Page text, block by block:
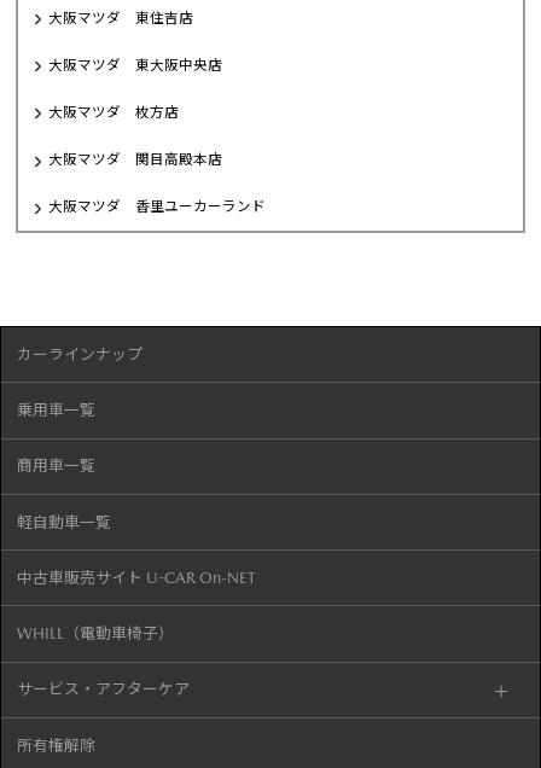
大阪マツダ 東住吉店
大阪マツダ 東大阪中央店
大阪マツダ 枚方店
大阪マツダ 関目高殿本店
大阪マツダ 香里ユーカーランド
カーラインナップ
乗用車一覧
商用車一覧
軽自動車一覧
中古車販売サイト U-CAR On-NET
WHILL（電動車椅子）
サービス・アフターケア
所有権解除